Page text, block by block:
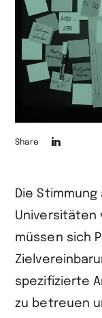
auf
teilen
Share
Die
Universitäten
müssen sich
spezifizierte
zu betreuen